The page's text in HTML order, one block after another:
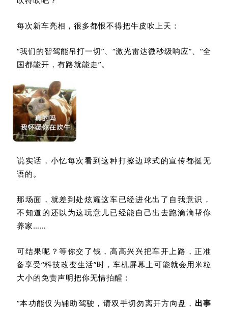
每次新车亮相，很多都恨不得把牛皮吹上天：
“我们的智驾能吊打一切”、 “激光雷达微秒级响应”、 “全
国都能开，有路就能走”。
说实话，小忆每次看到这种打擦边球式的宣传都挺无
语的。
那场面，就差到处炫耀这车已经进化出了自我意识，
不知道的还以为这玩意儿已经能自己出去跑滴滴帮你
养家……
可结果呢？等你交了钱，高高兴兴把车开上路，正准
备享受“科技改变生活”时，车机屏幕上可能就会用米粒
大小的免责声明把你无情拍醒：
“本功能仅为辅助驾驶，请双手切勿离开方向盘， 出事